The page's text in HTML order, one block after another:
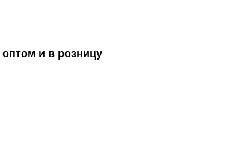
оптом и в розницу